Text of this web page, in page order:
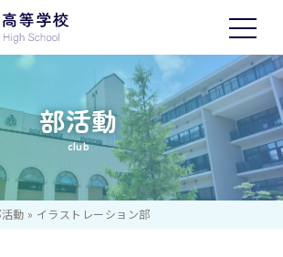
部活動
club
動 » イラストレーション部